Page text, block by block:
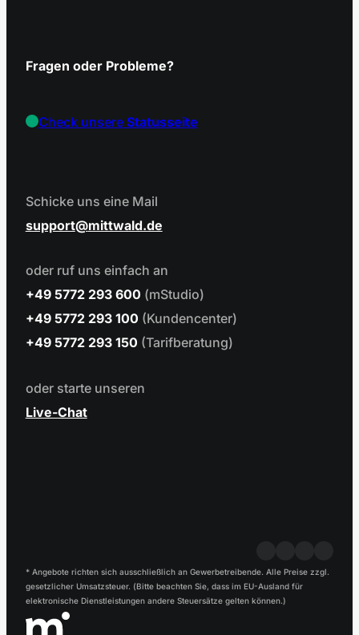
Fragen oder Probleme?
Check unsereStatusseite
Schicke uns eine Mail
support
mittwald.de
oder ruf uns einfach an
+49 5772 293 600 (mStudio)
+49 5772 293 100 (Kundencenter)
+49 5772 293 150 (Tarifberatung)
oder starte unseren
Live-Chat
* Angebote richten sich ausschließlich an Gewerbetreibende. Alle Preise zzgl.
gesetzlicher Umsatzsteuer. (Bitte beachten Sie, dass im EU-Ausland für
elektronische Dienstleistungen andere Steuersätze gelten können.)